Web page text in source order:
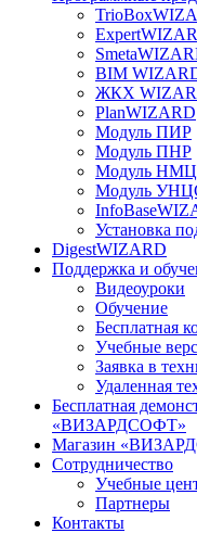
BIM
ЖКХ
PlanWIZARD
Модуль ПИР
Модуль ПНР
Модуль
Модуль
Установка
DigestWIZARD
Поддержка и
Видеоуроки
Обучение
Бесплатная
Учебные
Заявка в
Удаленная
Бесплатная
«ВИЗАРДСОФТ»
Магазин
Сотрудничество
Учебные
Партнеры
Контакты